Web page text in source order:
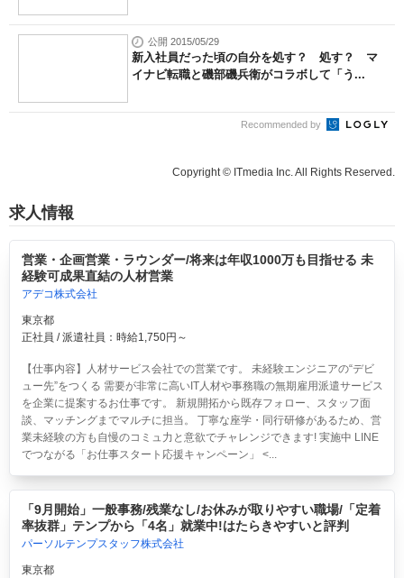
公開 2015/05/29
新入社員だった頃の自分を処す？ 処す？ マ
イナビ転職と磯部磯兵衛がコラボして「う...
Recommended by
Copyright © ITmedia Inc. All Rights Reserved.
求人情報
営業・企画営業・ラウンダー/将来は年収1000万も目指せる 未
経験可成果直結の人材営業
アデコ株式会社
東京都
正社員 / 派遣社員：時給1,750円～
【仕事内容】人材サービス会社での営業です。 未経験エンジニアの“デビ
ュー先”をつくる 需要が非常に高いIT人材や事務職の無期雇用派遣サービス
を企業に提案するお仕事です。 新規開拓から既存フォロー、スタッフ面
談、マッチングまでマルチに担当。 丁寧な座学・同行研修があるため、営
業未経験の方も自慢のコミュ力と意欲でチャレンジできます! 実施中 LINE
でつながる「お仕事スタート応援キャンペーン」 <...
「9月開始」一般事務/残業なし/お休みが取りやすい職場/「定着
率抜群」テンプから「4名」就業中!はたらきやすいと評判
パーソルテンプスタッフ株式会社
東京都